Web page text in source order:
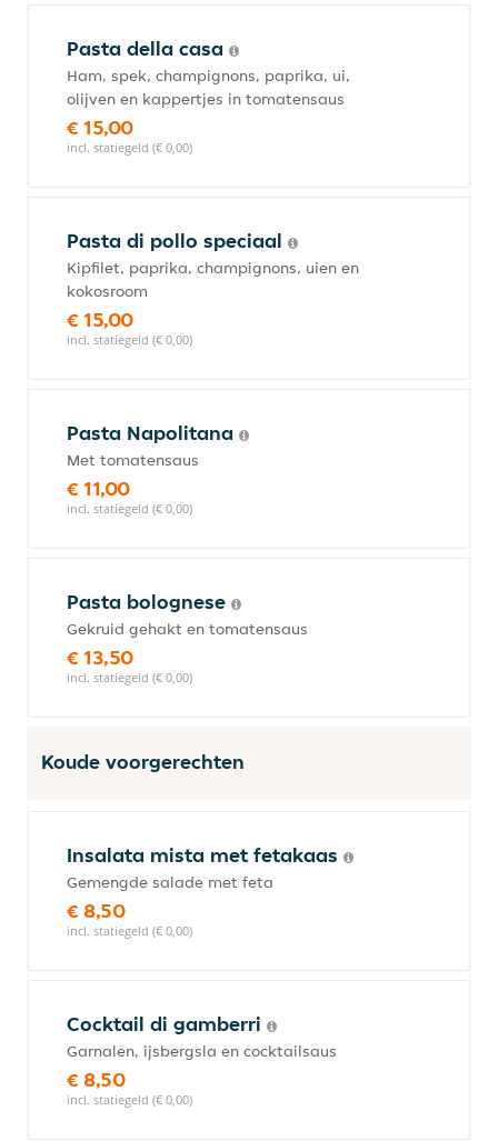
Pasta della casa
Ham, spek, champignons, paprika, ui,
olijven en kappertjes in tomatensaus
€ 15,00
incl. statiegeld (€ 0,00)
Pasta di pollo speciaal
Kipfilet, paprika, champignons, uien en
kokosroom
€ 15,00
incl. statiegeld (€ 0,00)
Pasta Napolitana
Met tomatensaus
€ 11,00
incl. statiegeld (€ 0,00)
Pasta bolognese
Gekruid gehakt en tomatensaus
€ 13,50
incl. statiegeld (€ 0,00)
Koude voorgerechten
Insalata mista met fetakaas
Gemengde salade met feta
€ 8,50
incl. statiegeld (€ 0,00)
Cocktail di gamberri
Garnalen, ijsbergsla en cocktailsaus
€ 8,50
incl. statiegeld (€ 0,00)